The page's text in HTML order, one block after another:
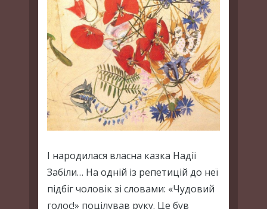
І народилася власна казка Надії
Забіли… На одній із репетицій до неї
підбіг чоловік зі словами: «Чудовий
голос!» поцілував руку. Це був